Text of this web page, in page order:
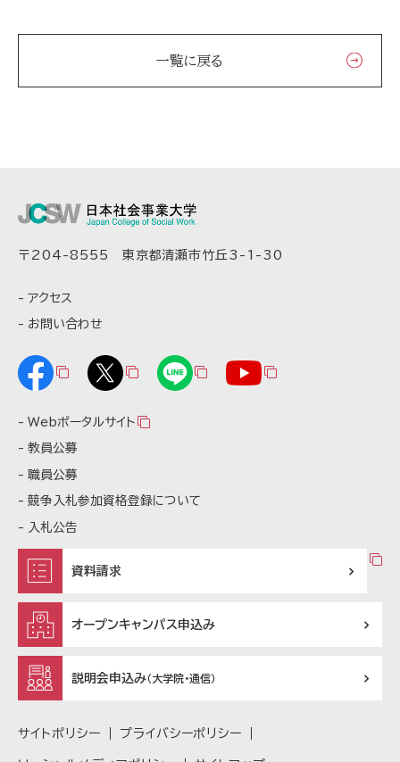
一覧に戻る
〒204-8555 東京都清瀬市竹丘3-1-30
アクセス
お問い合わせ
Webポータルサイト
教員公募
職員公募
競争入札参加資格登録について
入札公告
資料請求
オープンキャンパス申込み
説明会申込み（大学院・通信）
サイトポリシー プライバシーポリシー